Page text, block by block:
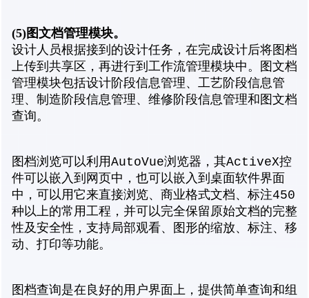
(5)图文档管理模块。
设计人员根据接到的设计任务，在完成设计后将图档
上传到共享区，再进行到工作流管理模块中。图文档
管理模块包括设计阶段信息管理、工艺阶段信息管
理、制造阶段信息管理、维修阶段信息管理和图文档
查询。
图档浏览可以利用AutoVue浏览器，其ActiveX控
件可以嵌入到网页中，也可以嵌入到桌面软件界面
中，可以用它来直接浏览、商业格式文档、标注450
种以上的常用工程，并可以完全保留原始文档的完整
性及安全性，支持局部观看、图形的缩放、标注、移
动、打印等功能。
图档查询是在良好的用户界面上，提供简单查询和组